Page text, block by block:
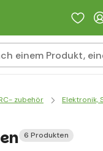
zubehör Elektronik,
6 Produkten